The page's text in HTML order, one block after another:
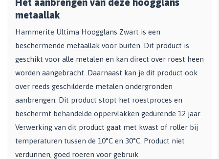
metaallak
Hammerite Ultima Hoogglans Zwart is een
beschermende metaallak voor buiten. Dit product is
geschikt voor alle metalen en kan direct over roest heen
worden aangebracht. Daarnaast kan je dit product ook
over reeds geschilderde metalen ondergronden
aanbrengen. Dit product stopt het roestproces en
beschermt behandelde oppervlakken gedurende 12 jaar.
Verwerking van dit product gaat met kwast of roller bij
temperaturen tussen de 10°C en 30°C. Product niet
verdunnen, goed roeren voor gebruik.